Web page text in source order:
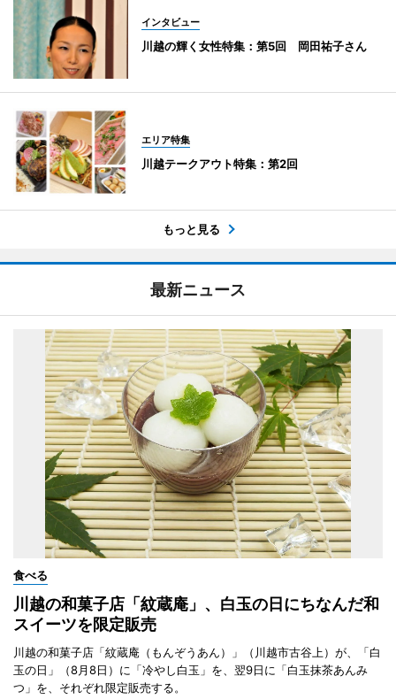
インタビュー
川越の輝く女性特集：第5回 岡田祐子さん
エリア特集
川越テークアウト特集：第2回
もっと見る
最新ニュース
食べる
川越の和菓子店「紋蔵庵」、白玉の日にちなんだ和
スイーツを限定販売
川越の和菓子店「紋蔵庵（もんぞうあん）」（川越市古谷上）が、「白
玉の日」（8月8日）に「冷やし白玉」を、翌9日に「白玉抹茶あんみ
つ」を、それぞれ限定販売する。